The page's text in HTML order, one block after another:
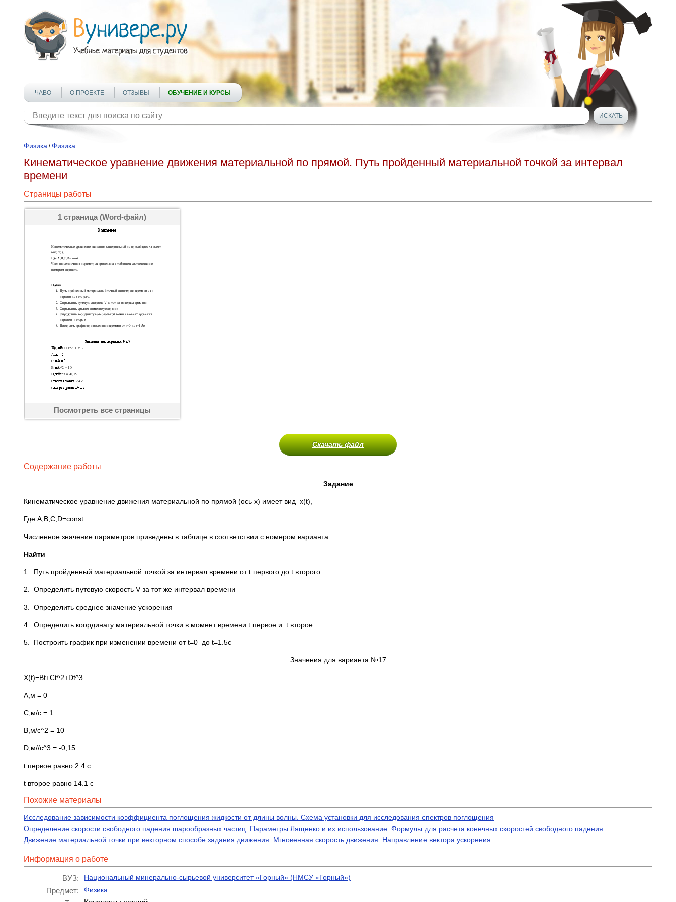
ЧАВО О ПРОЕКТЕ ОТЗЫВЫ ОБУЧЕНИЕ И КУРСЫ
Физика \Физика
Кинематическое уравнение движения материальной по прямой. Путь пройденный материальной точкой за интервал
времени
Страницы работы
1 страница (Word-файл)
Посмотреть все страницы
Скачать файл
Содержание работы
Задание
Кинематическое уравнение движения материальной по прямой (ось х) имеет вид х(t),
Где А,В,С,D=const
Численное значение параметров приведены в таблице в соответствии с номером варианта.
Найти
1. Путь пройденный материальной точкой за интервал времени от t первого до t второго.
2. Определить путевую скорость V за тот же интервал времени
3. Определить среднее значение ускорения
4. Определить координату материальной точки в момент времени t первое и t второе
5. Построить график при изменении времени от t=0 до t=1.5с
Значения для варианта №17
Х(t)=Вt+Ct^2+Dt^3
A,м = 0
C,м/с = 1
B,м/с^2 = 10
D,м//с^3 = -0,15
t первое равно 2.4 c
t второе равно 14.1 с
Похожие материалы
Исследование зависимости коэффициента поглощения жидкости от длины волны. Схема установки для исследования спектров поглощения
Определение скорости свободного падения шарообразных частиц. Параметры Лященко и их использование. Формулы для расчета конечных скоростей свободного падения
Движение материальной точки при векторном способе задания движения. Мгновенная скорость движения. Направление вектора ускорения
Информация о работе
ВУЗ: Национальный минерально-сырьевой университет «Горный» (НМСУ «Горный»)
Предмет: Физика